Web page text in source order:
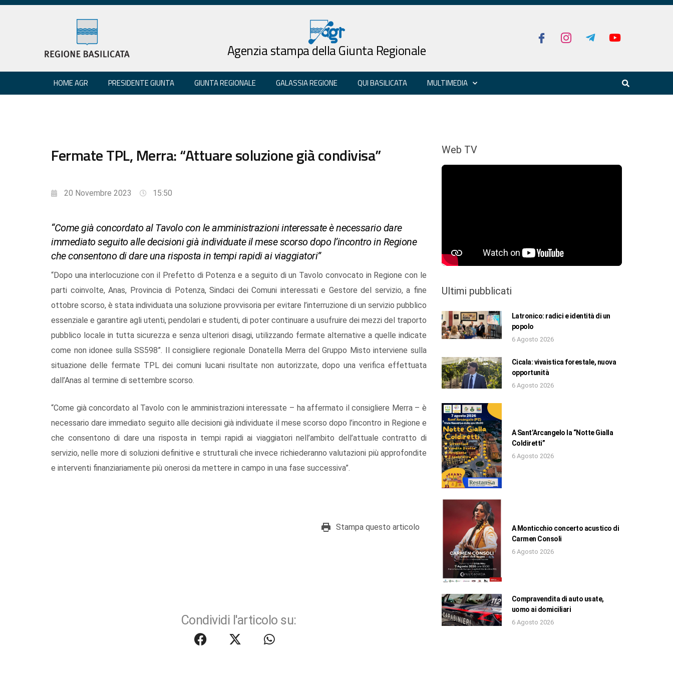
Agenzia stampa della Giunta Regionale
HOME AGR PRESIDENTE GIUNTA GIUNTA REGIONALE GALASSIA REGIONE QUI BASILICATA MULTIMEDIA
Fermate TPL, Merra: “Attuare soluzione già condivisa”
20 Novembre 2023 15:50
“Come già concordato al Tavolo con le amministrazioni interessate è necessario dare
immediato seguito alle decisioni già individuate il mese scorso dopo l’incontro in Regione
che consentono di dare una risposta in tempi rapidi ai viaggiatori”
“Dopo una interlocuzione con il Prefetto di Potenza e a seguito di un Tavolo convocato in Regione con le
parti coinvolte, Anas, Provincia di Potenza, Sindaci dei Comuni interessati e Gestore del servizio, a fine
ottobre scorso, è stata individuata una soluzione provvisoria per evitare l’interruzione di un servizio pubblico
essenziale e garantire agli utenti, pendolari e studenti, di poter continuare a usufruire dei mezzi del traporto
pubblico locale in tutta sicurezza e senza ulteriori disagi, utilizzando fermate alternative a quelle indicate
come non idonee sulla SS598”. Il consigliere regionale Donatella Merra del Gruppo Misto interviene sulla
situazione delle fermate TPL dei comuni lucani risultate non autorizzate, dopo una verifica effettuata
dall’Anas al termine di settembre scorso.
“Come già concordato al Tavolo con le amministrazioni interessate – ha affermato il consigliere Merra – è
necessario dare immediato seguito alle decisioni già individuate il mese scorso dopo l’incontro in Regione e
che consentono di dare una risposta in tempi rapidi ai viaggiatori nell’ambito dell’attuale contratto di
servizio, nelle more di soluzioni definitive e strutturali che invece richiederanno valutazioni più approfondite
e interventi finanziariamente più onerosi da mettere in campo in una fase successiva”.
Stampa questo articolo
Condividi l'articolo su:
Web TV
Ultimi pubblicati
Latronico: radici e identità di un
popolo
6 Agosto 2026
Cicala: vivaistica forestale, nuova
opportunità
6 Agosto 2026
A Sant’Arcangelo la “Notte Gialla
Coldiretti”
6 Agosto 2026
A Monticchio concerto acustico di
Carmen Consoli
6 Agosto 2026
Compravendita di auto usate,
uomo ai domiciliari
6 Agosto 2026